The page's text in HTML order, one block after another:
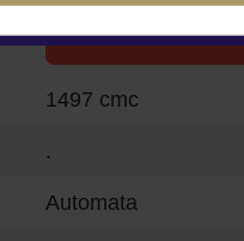
Vezi oferta
1497 cmc
.
Automata